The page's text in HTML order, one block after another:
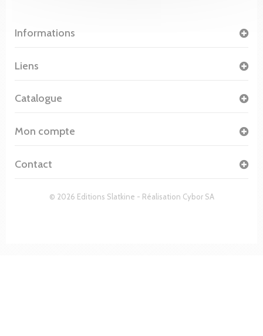
Informations
© 2026 Editions Slatkine - Réalisation Cybor SA
Liens
Catalogue
Mon compte
Contact